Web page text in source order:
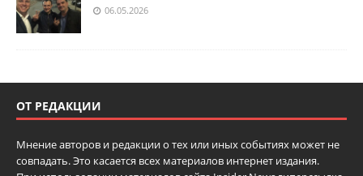
06.05.2026
ОТ РЕДАКЦИИ
Мнение авторов и редакции о тех или иных событиях может не
совпадать. Это касается всех материалов интернет издания.